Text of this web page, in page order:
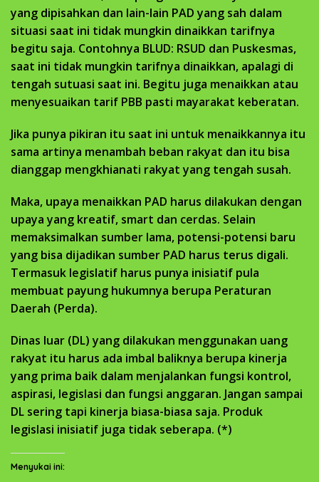
yang dipisahkan dan lain-lain PAD yang sah dalam
situasi saat ini tidak mungkin dinaikkan tarifnya
begitu saja. Contohnya BLUD: RSUD dan Puskesmas,
saat ini tidak mungkin tarifnya dinaikkan, apalagi di
tengah sutuasi saat ini. Begitu juga menaikkan atau
menyesuaikan tarif PBB pasti mayarakat keberatan.
Jika punya pikiran itu saat ini untuk menaikkannya itu
sama artinya menambah beban rakyat dan itu bisa
dianggap mengkhianati rakyat yang tengah susah.
Maka, upaya menaikkan PAD harus dilakukan dengan
upaya yang kreatif, smart dan cerdas. Selain
memaksimalkan sumber lama, potensi-potensi baru
yang bisa dijadikan sumber PAD harus terus digali.
Termasuk legislatif harus punya inisiatif pula
membuat payung hukumnya berupa Peraturan
Daerah (Perda).
Dinas luar (DL) yang dilakukan menggunakan uang
rakyat itu harus ada imbal baliknya berupa kinerja
yang prima baik dalam menjalankan fungsi kontrol,
aspirasi, legislasi dan fungsi anggaran. Jangan sampai
DL sering tapi kinerja biasa-biasa saja. Produk
legislasi inisiatif juga tidak seberapa. (*)
Menyukai ini: